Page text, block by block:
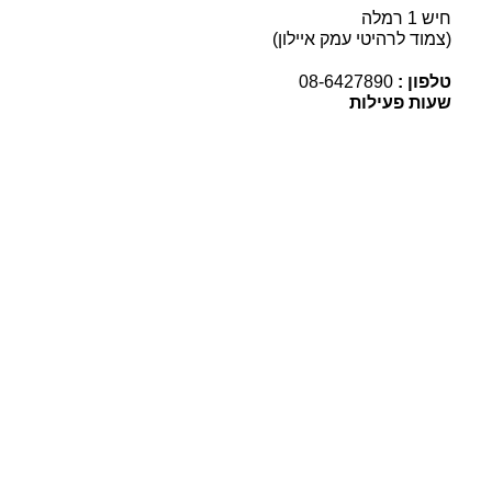
חיש 1 רמלה
(צמוד לרהיטי עמק איילון)
טלפון :08-6427890
שעות פעילות